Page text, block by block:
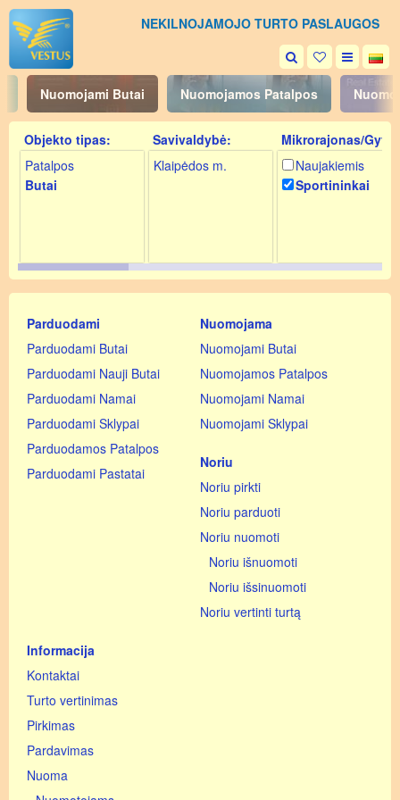
NEKILNOJAMOJO TURTO PASLAUGOS
Nuomojami Butai Nuomojamos Patalpos
Objekto tipas:
Patalpos
Butai
Savivaldybė:
Klaipėdos m.
Mikrorajonas/Gyv.:
Naujakiemis
Sportininkai
Parduodami
Parduodami Butai
Parduodami Nauji Butai
Parduodami Namai
Parduodami Sklypai
Parduodamos Patalpos
Parduodami Pastatai
Nuomojama
Nuomojami Butai
Nuomojamos Patalpos
Nuomojami Namai
Nuomojami Sklypai
Noriu
Noriu pirkti
Noriu parduoti
Noriu nuomoti
Noriu išnuomoti
Noriu išsinuomoti
Noriu vertinti turtą
Informacija
Kontaktai
Turto vertinimas
Pirkimas
Pardavimas
Nuoma